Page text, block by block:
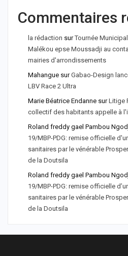
Commentaires
la rédaction surTournée
Malékou epse Moussadji au
mairies d'arrondissements
Mahangue surGabao-Design
LBV Race 2 Ultra
Marie Béatrice Endanne surLitige
collectif des habitants appelle à
Roland freddy gael Pambou
19/MBP-PDG: remise officielle
sanitaires par le vénérable
de la Doutsila
Roland freddy gael Pambou
19/MBP-PDG: remise officielle
sanitaires par le vénérable
de la Doutsila